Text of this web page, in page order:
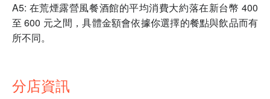
A5: 在荒煙露營風餐酒館的平均消費大約落在新台幣 400
至 600 元之間，具體金額會依據你選擇的餐點與飲品而有
所不同。
分店資訊